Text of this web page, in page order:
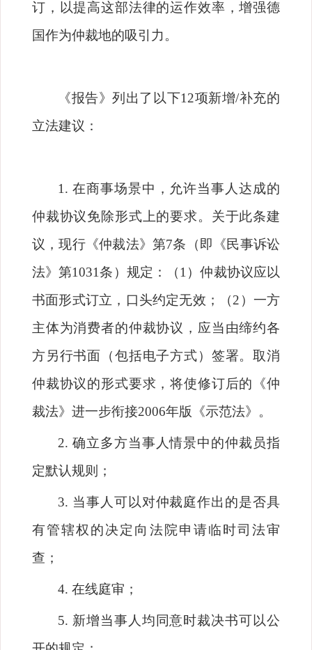
订，以提高这部法律的运作效率，增强德
国作为仲裁地的吸引力。
《报告》列出了以下12项新增/补充的
立法建议：
1. 在商事场景中，允许当事人达成的
仲裁协议免除形式上的要求。关于此条建
议，现行《仲裁法》第7条（即《民事诉讼
法》第1031条）规定：（1 ）仲裁协议应以
书面形式订立，口头约定无效；（2 ）一方
主体为消费者的仲裁协议，应当由缔约各
方另行书面（包括电子方式）签署。取消
仲裁协议的形式要求，将使修订后的《仲
裁法》进一步衔接2006年版《示范法》。
2. 确立多方当事人情景中的仲裁员指
定默认规则；
3. 当事人可以对仲裁庭作出的是否具
有管辖权的决定向法院申请临时司法审
查；
4. 在线庭审；
5. 新增当事人均同意时裁决书可以公